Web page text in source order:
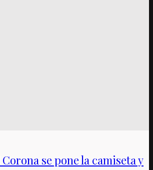
se pone la camiseta y